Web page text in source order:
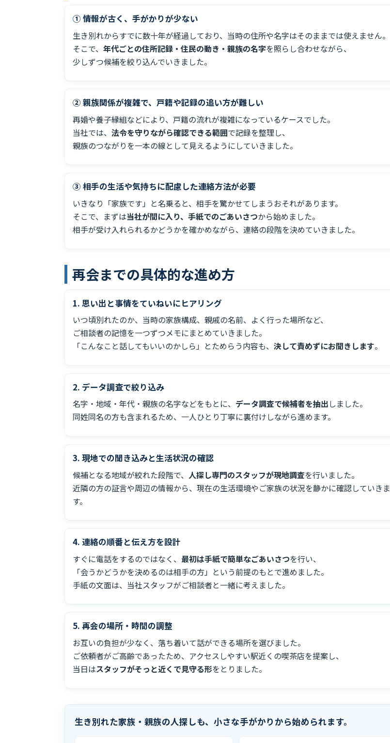
① 情報が古く、手がかりが少ない
生き別れからすでに数十年が経過しており、当時の住所や名字はそのままでは使えません。
そこで、 年代ごとの住所記録・住民の動き・親族の名字を照らし合わせながら、
少しずつ候補を絞り込んでいきました。
② 親族関係が複雑で、戸籍や記録の追い方が難しい
再婚や養子縁組などにより、戸籍の流れが複雑になっているケースでした。
当社では、 法令を守りながら確認できる範囲で記録を整理し、
親族のつながりを一本の線として見えるようにしていきました。
③ 相手の生活や気持ちに配慮した連絡方法が必要
いきなり「家族です」と名乗ると、相手を驚かせてしまうおそれがあります。
そこで、まずは当社が間に入り、手紙でのごあいさつから始めました。
相手が受け入れられるかどうかを確かめながら、連絡の段階を決めていきました。
再会までの具体的な進め方
1. 思い出と事情をていねいにヒアリング
いつ頃別れたのか、当時の家族構成、親戚の名前、よく行った場所など、
ご相談者の記憶を一つずつメモにまとめていきました。
「こんなこと話してもいいのかしら」とためらう内容も、 決して責めずにお聞きします。
2. データ調査で絞り込み
名字・地域・年代・親族の名字などをもとに、 データ調査で候補者を抽出しました。
同姓同名の方も含まれるため、一人ひとり丁寧に裏付けしながら進めます。
3. 現地での聞き込みと生活状況の確認
候補となる地域が絞れた段階で、 人探し専門のスタッフが現地調査を行いました。
近隣の方の証言や周辺の情報から、現在の生活環境やご家族の状況を静かに確認していきま
す。
4. 連絡の順番と伝え方を設計
すぐに電話をするのではなく、 最初は手紙で簡単なごあいさつを行い、
「会うかどうかを決めるのは相手の方」という前提のもとで進めました。
手紙の文面は、当社スタッフがご相談者と一緒に考えました。
5. 再会の場所・時間の調整
お互いの負担が少なく、落ち着いて話ができる場所を選びました。
ご依頼者がご高齢であったため、アクセスしやすい駅近くの喫茶店を提案し、
当日はスタッフがそっと近くで見守る形をとりました。
生き別れた家族・親族の人探しも、 小さな手がかり から始められます。